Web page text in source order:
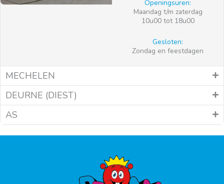
Openingsuren:
Maandag t/m zaterdag
10u00 tot 18u00
Gesloten:
Zondag en feestdagen
MECHELEN
DEURNE (DIEST)
AS